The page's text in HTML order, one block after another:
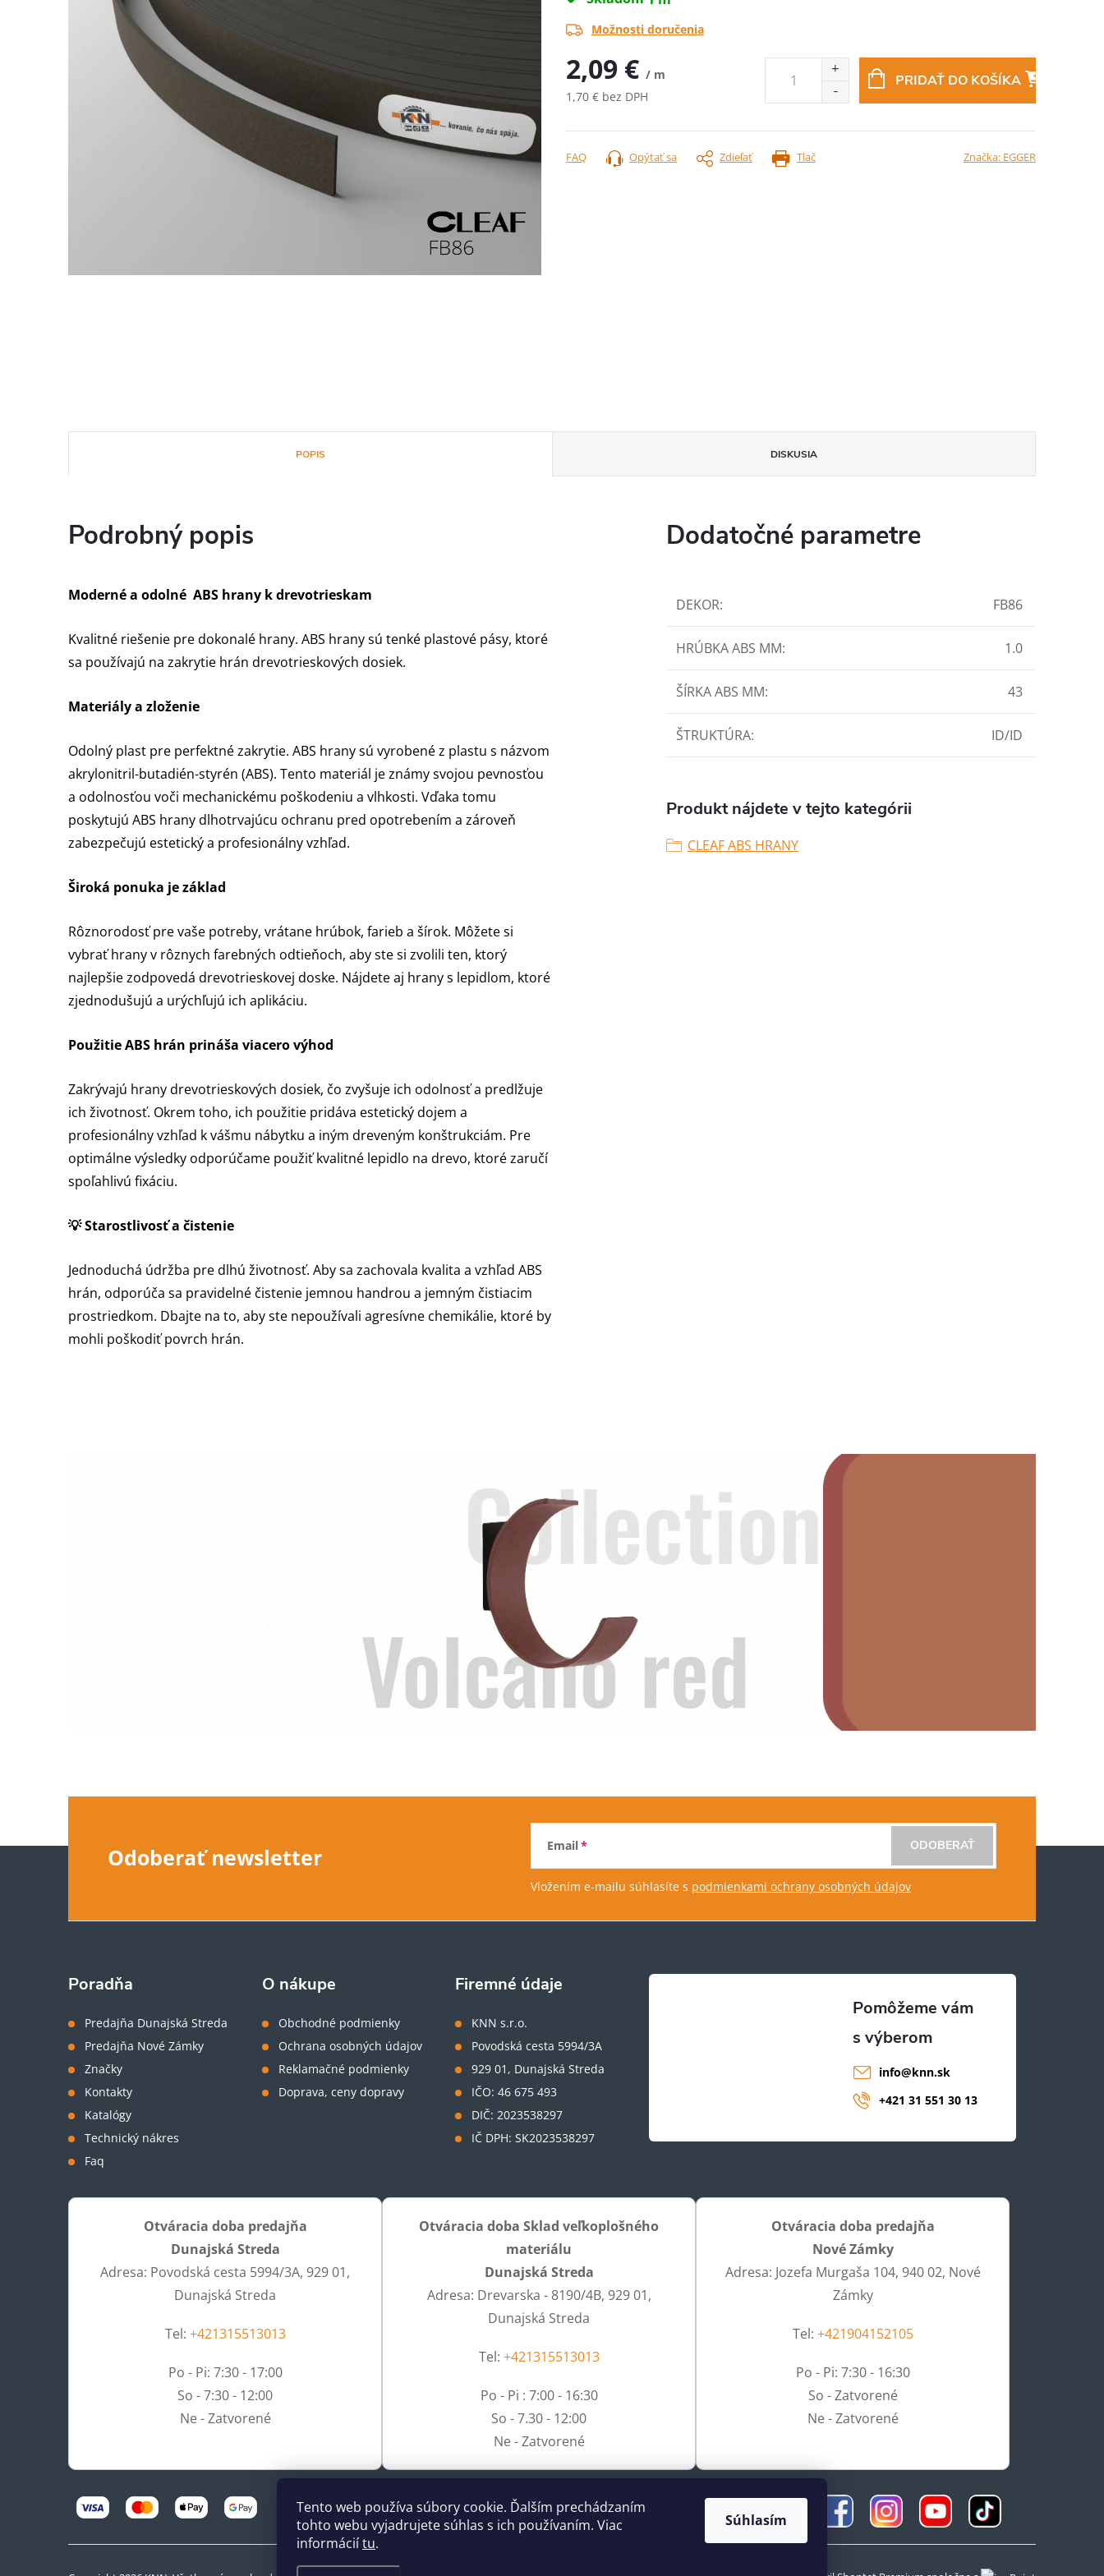
Tento web používa súbory cookie. Ďalším prechádzaním
tohto webu vyjadrujete súhlas s ich používaním. Viac
informáciítu.
Súhlasím
Možnosti doručenia
2,09 € / m
1,70 € bez DPH
cena:
PRIDAŤ DO KOŠÍKA
Tlač
Opýtať sa Zdieľať
FAQ Značka: EGGER
POPIS DISKUSIA
Podrobný popis
Moderné a odolné ABS hrany k drevotrieskam
Kvalitné riešenie pre dokonalé hrany. ABS hrany sú tenké plastové pásy, ktoré
sa používajú na zakrytie hrán drevotrieskových dosiek.
Materiály a zloženie
Odolný plast pre perfektné zakrytie. ABS hrany sú vyrobené z plastu s názvom
akrylonitril-butadién-styrén (ABS). Tento materiál je známy svojou pevnosťou
a odolnosťou voči mechanickému poškodeniu a vlhkosti. Vďaka tomu
poskytujú ABS hrany dlhotrvajúcu ochranu pred opotrebením a zároveň
zabezpečujú estetický a profesionálny vzhľad.
Široká ponuka je základ
Rôznorodosť pre vaše potreby, vrátane hrúbok, farieb a šírok. Môžete si
vybrať hrany v rôznych farebných odtieňoch, aby ste si zvolili ten, ktorý
najlepšie zodpovedá drevotrieskovej doske. Nájdete aj hrany s lepidlom, ktoré
zjednodušujú a urýchľujú ich aplikáciu.
Použitie ABS hrán prináša viacero výhod
Zakrývajú hrany drevotrieskových dosiek, čo zvyšuje ich odolnosť a predlžuje
ich životnosť. Okrem toho, ich použitie pridáva estetický dojem a
profesionálny vzhľad k vášmu nábytku a iným dreveným konštrukciám. Pre
optimálne výsledky odporúčame použiť kvalitné lepidlo na drevo, ktoré zaručí
spoľahlivú fixáciu.
💡Starostlivosť a čistenie
Jednoduchá údržba pre dlhú životnosť. Aby sa zachovala kvalita a vzhľad ABS
hrán, odporúča sa pravidelné čistenie jemnou handrou a jemným čistiacim
prostriedkom. Dbajte na to, aby ste nepoužívali agresívne chemikálie, ktoré by
mohli poškodiť povrch hrán.
Dodatočné parametre
DEKOR: FB86
HRÚBKA ABS MM: 1.0
ŠÍRKA ABS MM: 43
ŠTRUKTÚRA: ID/ID
Produkt nájdete v tejto kategórii
CLEAF ABS HRANY
Odoberať newsletter Email
Vložením e-mailu súhlasíte s podmienkami ochrany osobných údajov
ODOBERAŤ
Poradňa
Predajňa Dunajská Streda
Predajňa Nové Zámky
Značky
Kontakty
Katalógy
Technický nákres
Faq
O nákupe
Obchodné podmienky
Ochrana osobných údajov
Reklamačné podmienky
Doprava, ceny dopravy
Firemné údaje
KNN s.r.o.
Povodská cesta 5994/3A
929 01, Dunajská Streda
IČO: 46 675 493
DIČ: 2023538297
IČ DPH: SK2023538297
info@knn.sk
+421 31 551 30 13
Otváracia doba predajňa
Dunajská Streda
Adresa: Povodská cesta 5994/3A, 929 01,
Dunajská Streda
Tel: +421315513013
Po - Pi: 7:30 - 17:00
So - 7:30 - 12:00
Ne - Zatvorené
Otváracia doba Sklad veľkoplošného
materiálu
Dunajská Streda
Adresa: Drevarska - 8190/4B, 929 01,
Dunajská Streda
Tel: +421315513013
Po - Pi : 7:00 - 16:30
So - 7.30 - 12:00
Ne - Zatvorené
Otváracia doba predajňa
Nové Zámky
Adresa: Jozefa Murgaša 104, 940 02, Nové
Zámky
Tel: +421904152105
Po - Pi: 7:30 - 16:30
So - Zatvorené
Ne - Zatvorené